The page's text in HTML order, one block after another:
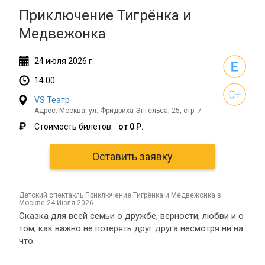
Приключение Тигрёнка и
Медвежонка
24июля 2026 г.
14:00
VS Театр
Адрес: Москва, ул. Фридриха Энгельса, 25, стр. 7
₽ Стоимость билетов: от 0 Р.
Оставить заявку
детский спектакль Приключение Тигрёнка и Медвежонка в
Москве 24 Июля 2026.
Сказка для всей семьи о дружбе, верности, любви и о
том, как важно не потерять друг друга несмотря ни на
что.